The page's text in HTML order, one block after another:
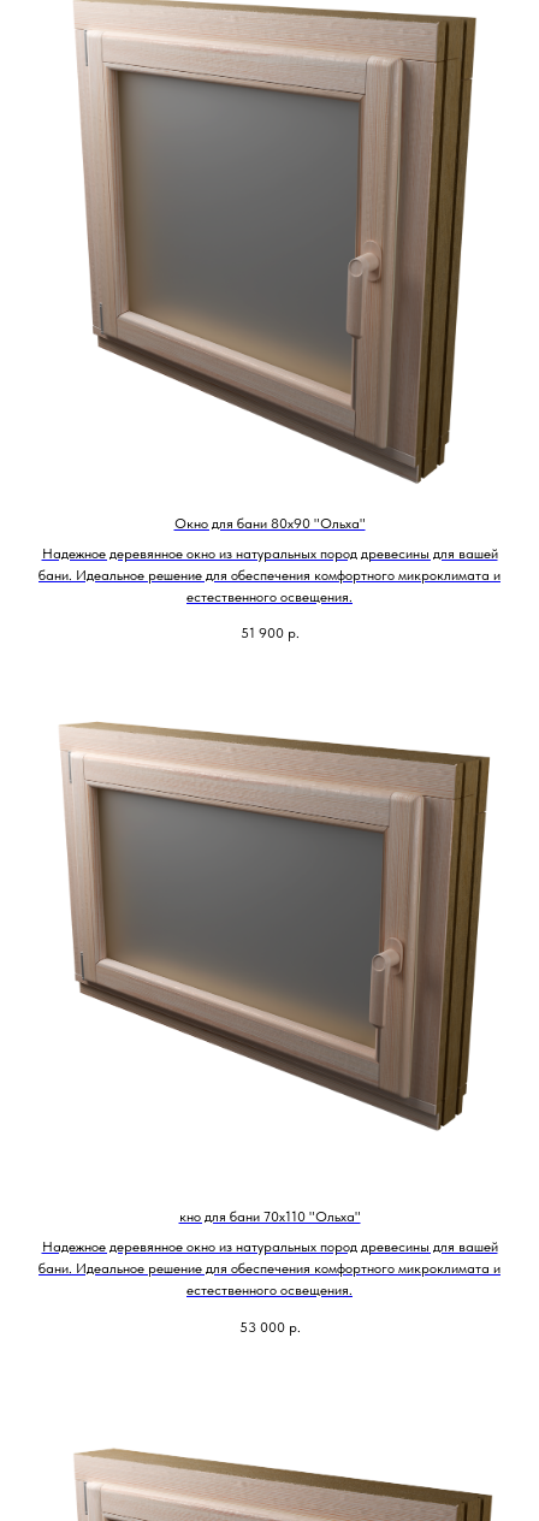
Окно для бани 80х90 "Ольха"
Надежное деревянное окно из натуральных пород древесины для вашей
бани. Идеальное решение для обеспечения комфортного микроклимата и
естественного освещения.
51 900 р.
кно для бани 70х110 "Ольха"
Надежное деревянное окно из натуральных пород древесины для вашей
бани. Идеальное решение для обеспечения комфортного микроклимата и
естественного освещения.
53 000 р.